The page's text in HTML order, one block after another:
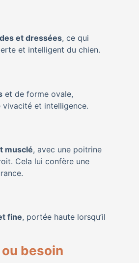
et dressées, ce qui
et intelligent du chien.
et de forme ovale,
et intelligence.
musclé, avec une poitrine
Cela lui confère une
fine, portée haute lorsqu’il
besoin